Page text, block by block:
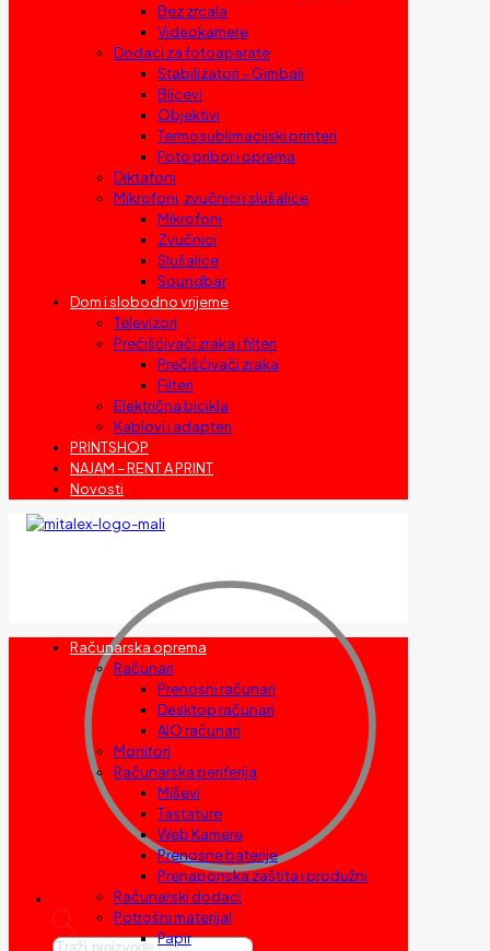
Bez zrcala
Videokamere
Dodaci za fotoaparate
Stabilizatori – Gimbali
Blicevi
Objektivi
Termosublimacijski printeri
Foto pribor i oprema
Diktafoni
Mikrofoni, zvučnici i slušalice
Mikrofoni
Zvučnici
Slušalice
Soundbar
Dom i slobodno vrijeme
Televizori
Prečišćivači zraka i filteri
Prečišćivači zraka
Filteri
Električna bicikla
Kablovi i adapteri
PRINTSHOP
NAJAM – RENT A PRINT
Novosti
Products
Računarska oprema
Računari
Prenosni računari
Desktop računari
AIO računari
Monitori
Računarska periferija
Miševi
Tastature
Web Kamere
Prenosne baterije
Prenaponska zaštita i produžni
Računarski dodaci
Potrošni materijal
Papir